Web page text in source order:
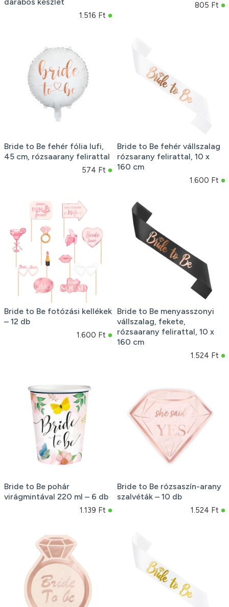
1.516 Ft
805 Ft
Bride to Be fehér fólia lufi,
45 cm, rózsaarany felirattal
574 Ft
Bride to Be fehér vállszalag
rózsarany felirattal, 10 x
160 cm
1.600 Ft
Bride to Be fotózási kellékek
– 12 db
1.600 Ft
Bride to Be menyasszonyi
vállszalag, fekete,
rózsaarany felirattal, 10 x
160 cm
1.524 Ft
Bride to Be pohár
virágmintával 220 ml – 6 db
1.139 Ft
Bride to Be rózsaszín-arany
szalvéták – 10 db
1.524 Ft